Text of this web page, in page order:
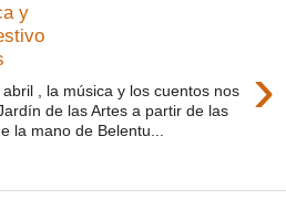
y
›
, la música y los cuentos nos
de las Artes a partir de las
la mano de Belentu...